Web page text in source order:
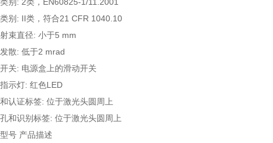
别: II类，符合21 CFR 1040.10
束直径: 小于5 mm
散: 低于2 mrad
关: 电源盒上的滑动开关
示灯: 红色LED
认证标签: 位于激光头圆周上
和识别标签: 位于激光头圆周上
号 产品描述